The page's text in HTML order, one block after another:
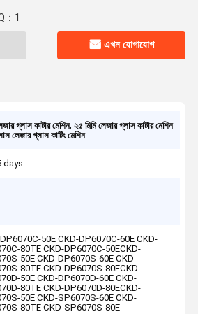
：1
এখন যোগাযোগ
গ্লাস কাটার মেশিন,২৫ মিমি লেজার গ্লাস কাটার মেশিন
লেজার গ্লাস কাটিং মেশিন
days
50E CKD-DP6070C-60E CKD-
80TE CKD-DP6070C-50ECKD-
50E CKD-DP6070S-60E CKD-
80TE CKD-DP6070S-80ECKD-
50E CKD-DP6070D-60E CKD-
80TE CKD-DP6070D-80ECKD-
50E CKD-SP6070S-60E CKD-
80TE CKD-SP6070S-80E